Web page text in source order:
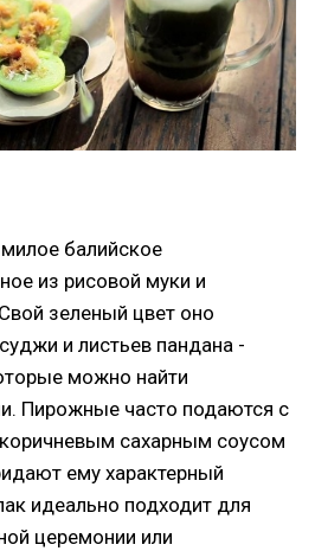
балийское
из рисовой муки и
зеленый цвет оно
и листьев пандана -
можно найти
Пирожные часто подаются с
сахарным соусом
ему характерный
идеально подходит для
церемонии или